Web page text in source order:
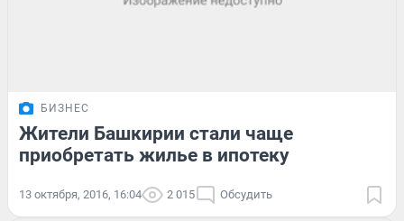
БИЗНЕС
Жители Башкирии стали чаще
приобретать жилье в ипотеку
13 октября, 2016, 16:04 2 015 Обсудить